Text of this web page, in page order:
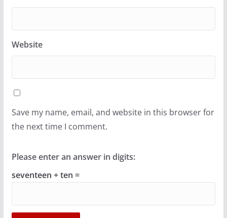
Website
Save my name, email, and website in this browser for
the next time I comment.
Please enter an answer in digits:
seventeen + ten =